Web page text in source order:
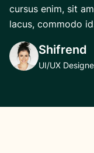
cursus enim, sit
lacus, commodo
Shifrend
UI/UX